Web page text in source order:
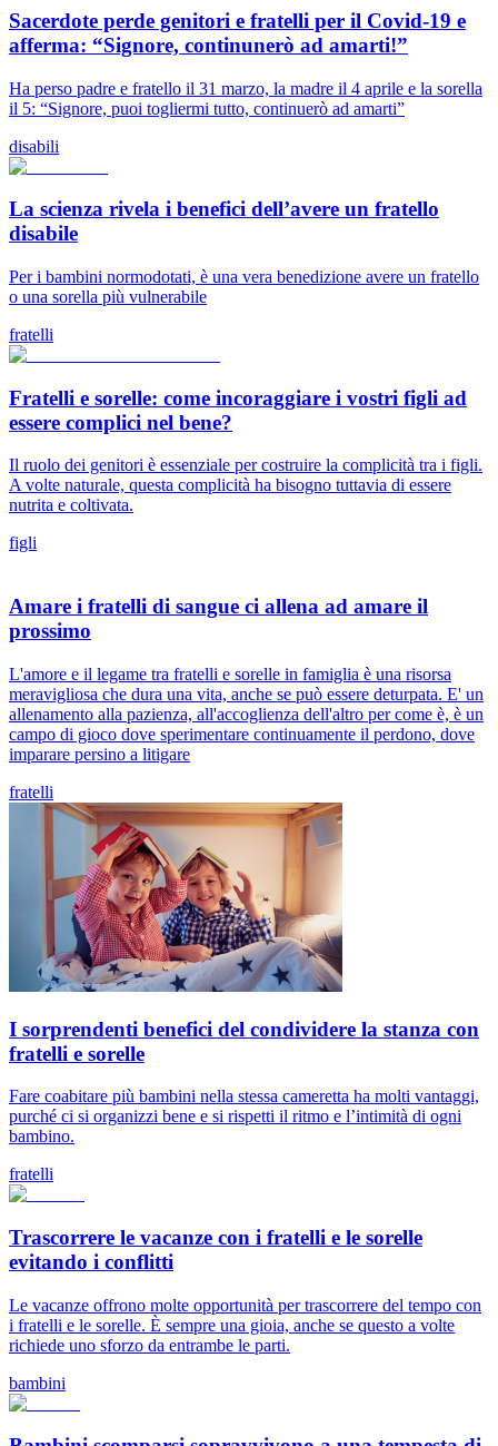
Sacerdote perde genitori e fratelli per il Covid-19 e
afferma: “Signore, continunerò ad amarti!”
Ha perso padre e fratello il 31 marzo, la madre il 4 aprile e la sorella
il 5: “Signore, puoi togliermi tutto, continuerò ad amarti”
disabili
La scienza rivela i benefici dell’avere un fratello
disabile
Per i bambini normodotati, è una vera benedizione avere un fratello
o una sorella più vulnerabile
fratelli
Fratelli e sorelle: come incoraggiare i vostri figli ad
essere complici nel bene?
Il ruolo dei genitori è essenziale per costruire la complicità tra i figli.
A volte naturale, questa complicità ha bisogno tuttavia di essere
nutrita e coltivata.
figli
Amare i fratelli di sangue ci allena ad amare il
prossimo
L'amore e il legame tra fratelli e sorelle in famiglia è una risorsa
meravigliosa che dura una vita, anche se può essere deturpata. E' un
allenamento alla pazienza, all'accoglienza dell'altro per come è, è un
campo di gioco dove sperimentare continuamente il perdono, dove
imparare persino a litigare
fratelli
I sorprendenti benefici del condividere la stanza con
fratelli e sorelle
Fare coabitare più bambini nella stessa cameretta ha molti vantaggi,
purché ci si organizzi bene e si rispetti il ritmo e l’intimità di ogni
bambino.
fratelli
Trascorrere le vacanze con i fratelli e le sorelle
evitando i conflitti
Le vacanze offrono molte opportunità per trascorrere del tempo con
i fratelli e le sorelle. È sempre una gioia, anche se questo a volte
richiede uno sforzo da entrambe le parti.
bambini